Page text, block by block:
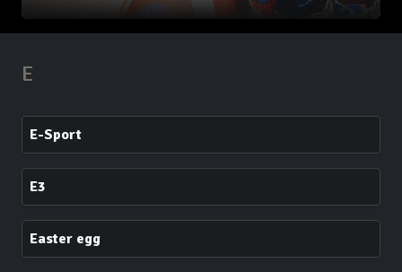
E
E-Sport
E3
Easter egg